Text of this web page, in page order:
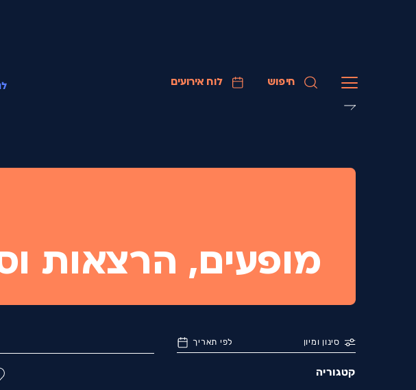
לוח אירועים חיפוש
מופעים, הרצאות
סינון ומיון לפי תאריך
קטגוריה